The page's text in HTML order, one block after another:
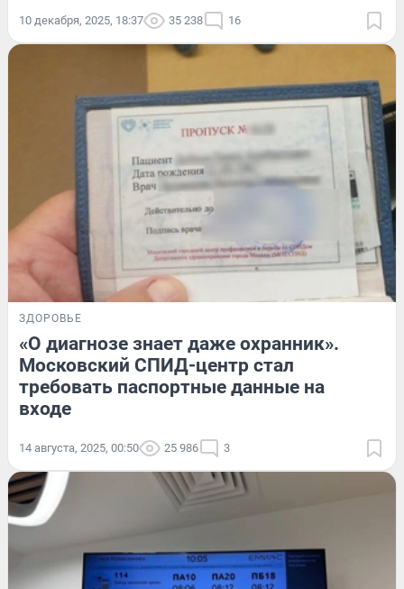
10 декабря, 2025, 18:37 35 238 16
ЗДОРОВЬЕ
«О диагнозе знает даже охранник».
Московский СПИД-центр стал
требовать паспортные данные на
входе
14 августа, 2025, 00:50 25 986 3